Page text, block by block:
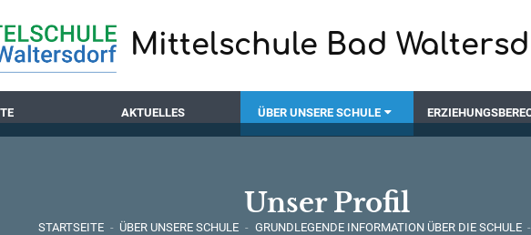
Mittelschule Bad
AKTUELLES ÜBER UNSERE SCHULE
Unser Profil
STARTSEITE - ÜBER UNSERE SCHULE - GRUNDLEGENDE INFORMATION ÜBER DIE SCHULE -